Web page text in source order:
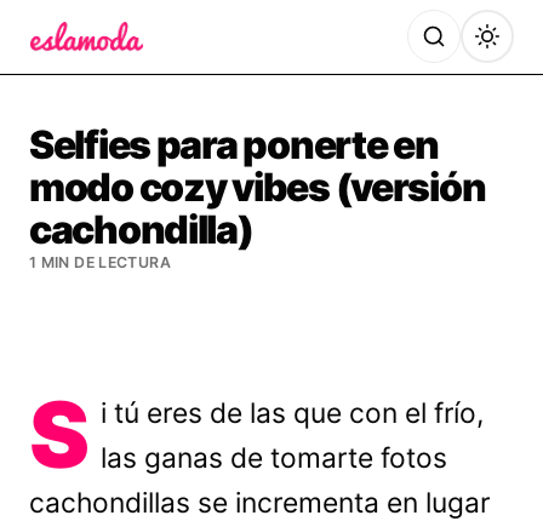
Selfies para ponerte en
modo cozy vibes (versión
cachondilla)
1 MIN DE LECTURA
S i tú eres de las que con el frío,
las ganas de tomarte fotos
cachondillas se incrementa en lugar